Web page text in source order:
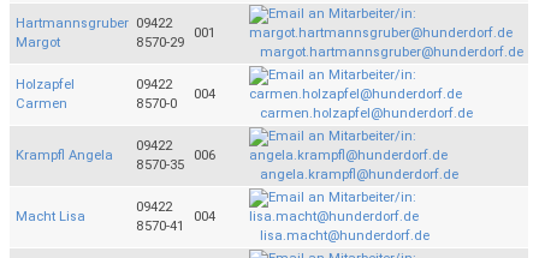
Hartmannsgruber
Margot
09422
8570-29
001
margot.hartmannsgruber@hunderdorf.de
Holzapfel
Carmen
09422
8570-0
004
carmen.holzapfel@hunderdorf.de
Krampfl Angela
09422
8570-35
006
angela.krampfl@hunderdorf.de
Macht Lisa
09422
8570-41
004
lisa.macht@hunderdorf.de